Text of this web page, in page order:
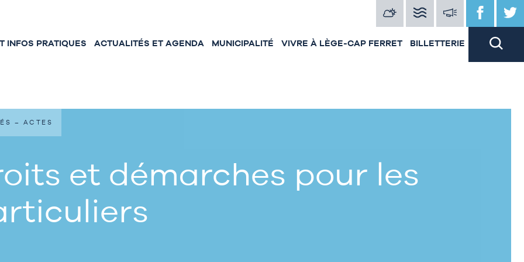
INFOS PRATIQUES ACTUALITÉS ET AGENDA MUNICIPALITÉ VIVRE À LÈGE-CAP FERRET BILLETTERIE
et démarches pour les
– ACTES